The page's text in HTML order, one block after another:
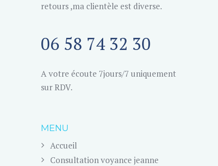
retours ,ma clientèle est diverse.
06 58 74 32 30
A votre écoute 7jours/7 uniquement
sur RDV.
MENU
Accueil
Consultation voyance jeanne